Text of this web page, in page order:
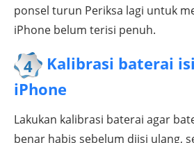
ponsel turun Periksa lagi untuk
iPhone belum terisi penuh.
4
Kalibrasi baterai
iPhone
Lakukan kalibrasi baterai agar
benar habis sebelum diisi ulang,